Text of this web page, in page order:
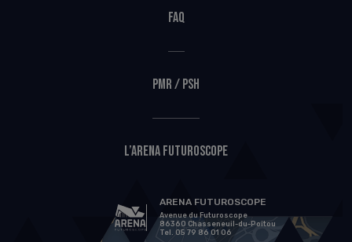
FAQ
PMR / PSH
L’Arena Futuroscope
ARENA FUTUROSCOPE
Avenue du Futuroscope
86360 Chasseneuil-du-Poitou
Tel. 05 79 86 01 06